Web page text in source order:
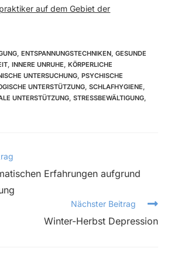
auf dem Gebiet der
, ENTSPANNUNGSTECHNIKEN, GESUNDE
, INNERE UNRUHE, KÖRPERLICHE
UNTERSUCHUNG, PSYCHISCHE
UNTERSTÜTZUNG, SCHLAFHYGIENE,
UNTERSTÜTZUNG, STRESSBEWÄLTIGUNG,
Erfahrungen aufgrund
Nächster Beitrag
Winter-Herbst Depression